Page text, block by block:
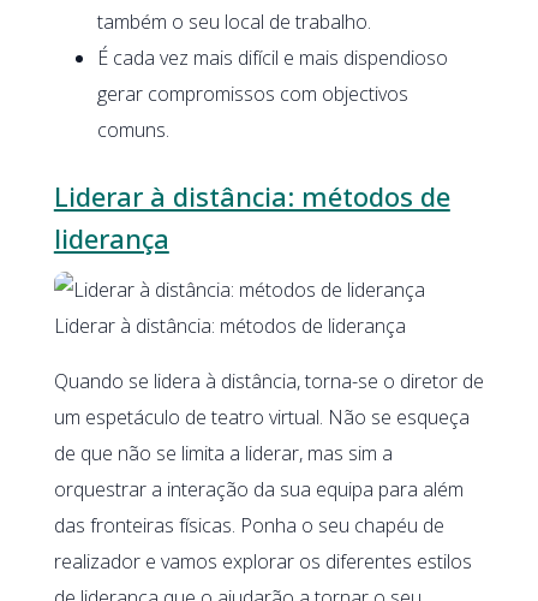
também o seu local de trabalho.
É cada vez mais difícil e mais dispendioso
gerar compromissos com objectivos
comuns.
Liderar à distância: métodos de
liderança
Liderar à distância: métodos de liderança
Quando se lidera à distância, torna-se o diretor de
um espetáculo de teatro virtual. Não se esqueça
de que não se limita a liderar, mas sim a
orquestrar a interação da sua equipa para além
das fronteiras físicas. Ponha o seu chapéu de
realizador e vamos explorar os diferentes estilos